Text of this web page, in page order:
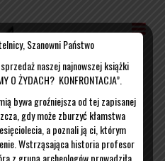
Szanowni Państwo
naszej najnowszej książki
O ŻYDACH? KONFRONTACJA”.
bywa groźniejsza od tej zapisanej
gdy może zburzyć kłamstwa
a poznali ją ci, którym
Wstrząsająca historia profesor
z grupą archeologów prowadziła